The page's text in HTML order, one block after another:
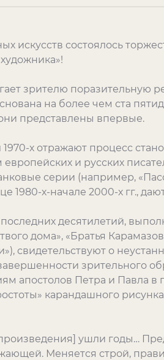
искусств состоялось
зрителю поразительную
на более чем ста
представлены впервые.
х отражают процесс
и русских
серии (например,
1980-х-начале 2000-х гг.,
десятилетий,
дома», «Братья
свидетельствуют о
зрительного
апостолов Петра и Павла
карандашного
ушли годы…
Меняется строй,